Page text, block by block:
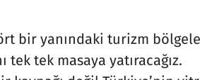
bir yanındaki turizm
tek masaya yatıracağız.